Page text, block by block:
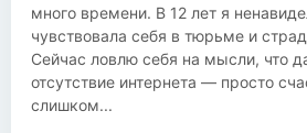
много времени. В 12 лет я
чувствовала себя в тюрьме и
Сейчас ловлю себя на мысли, что
отсутствие интернета ― просто
слишком...